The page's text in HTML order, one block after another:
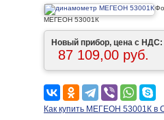
МЕГЕОН 53001К
Новый прибор, цена с НДС:
87 109,00 руб.
Как купить МЕГЕОН 53001К в